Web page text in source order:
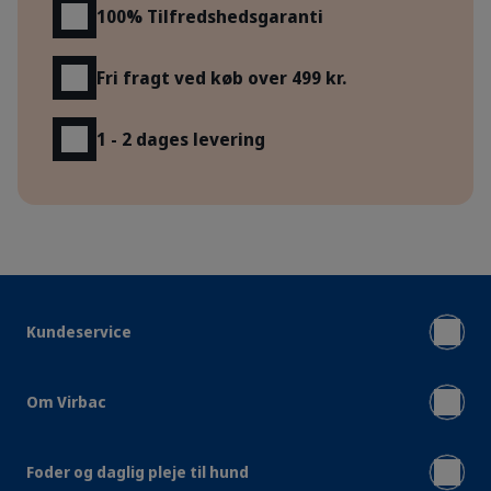
100% Tilfredshedsgaranti
Fri fragt ved køb over 499 kr.
1 - 2 dages levering
Kundeservice
Om Virbac
Foder og daglig pleje til hund